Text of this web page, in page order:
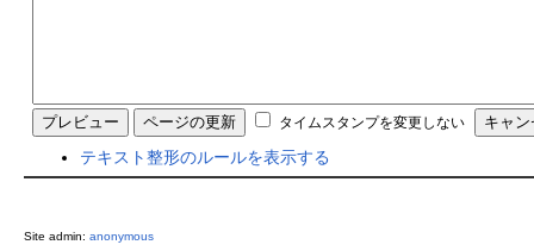
タイムスタンプを変更しない
テキスト整形のルールを表示する
Site admin: anonymous